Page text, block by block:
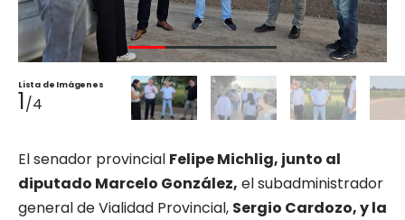
Lista de Imágenes
1/4
El senador provincial Felipe Michlig, junto al
diputado Marcelo González, el subadministrador
general de Vialidad Provincial, Sergio Cardozo, y la